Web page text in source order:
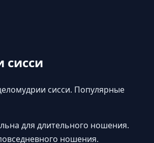
сисси
сисси. Популярные
для длительного ношения.
ношения.